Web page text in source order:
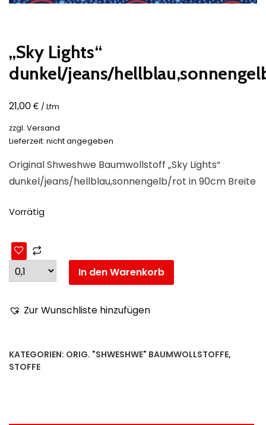
„Sky Lights“
dunkel/jeans/
21,00€ / Lfm
zzgl. Versand
Lieferzeit: nicht angegeben
Original Shweshwe Baumwollstoff „Sky Lights“
dunkel/jeans/hellblau,sonnengelb/rot in 90cm Breite
Vorrätig
In den Warenkorb
Zur Wunschliste hinzufügen
KATEGORIEN: ORIG. "SHWESHWE" BAUMWOLLSTOFFE,
STOFFE